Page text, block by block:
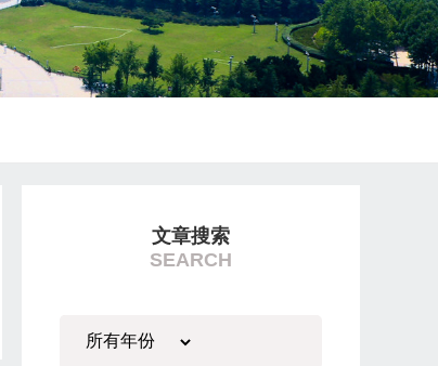
文章搜索
SEARCH